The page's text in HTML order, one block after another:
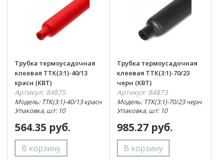
Трубка термоусадочная
клеевая ТТК(3:1)-40/13
красн (КВТ)
Артикул: 84875
Модель: ТТК(3:1)-40/13 красн
Упаковка, шт: 10
564.35 руб.
Трубка термоусадочная
клеевая ТТК(3:1)-70/23
черн (КВТ)
Артикул: 84873
Модель: ТТК(3:1)-70/23 черн
Упаковка, шт: 10
985.27 руб.